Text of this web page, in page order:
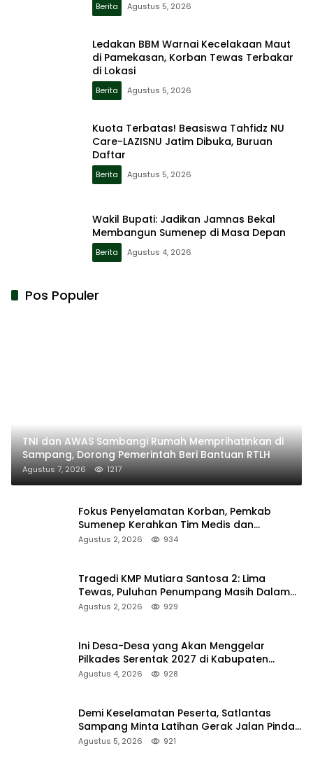
Berita Agustus 5, 2026
Ledakan BBM Warnai Kecelakaan Maut
di Pamekasan, Korban Tewas Terbakar
di Lokasi
Berita Agustus 5, 2026
Kuota Terbatas! Beasiswa Tahfidz NU
Care-LAZISNU Jatim Dibuka, Buruan
Daftar
Berita Agustus 5, 2026
Wakil Bupati: Jadikan Jamnas Bekal
Membangun Sumenep di Masa Depan
Berita Agustus 4, 2026
Pos Populer
TNI dan AWAS Sambangi Rumah Memprihatinkan di
Sampang, Dorong Pemerintah Beri Bantuan RTLH
Agustus 7, 2026 1217
Fokus Penyelamatan Korban, Pemkab
Sumenep Kerahkan Tim Medis dan
Ambulans ke Pelabuhan Kalianget
Agustus 2, 2026 934
Tragedi KMP Mutiara Santosa 2: Lima
Tewas, Puluhan Penumpang Masih Dalam
Pencarian
Agustus 2, 2026 929
Ini Desa-Desa yang Akan Menggelar
Pilkades Serentak 2027 di Kabupaten
Sumenep
Agustus 4, 2026 928
Demi Keselamatan Peserta, Satlantas
Sampang Minta Latihan Gerak Jalan Pindah
ke Lokasi Aman
Agustus 5, 2026 921